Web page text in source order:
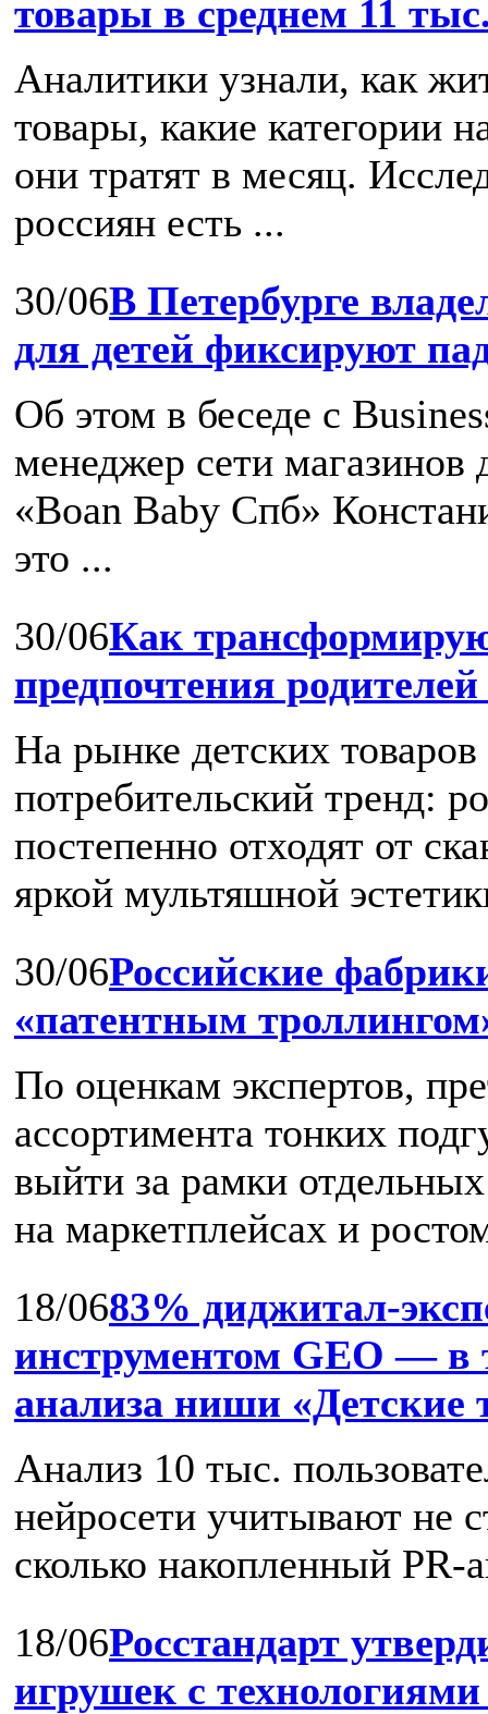
товары в среднем 11
Аналитики узнали, как
товары, какие категории
они тратят в месяц.
россиян есть ...
30/06В Петербурге
для детей фиксируют
Об этом в беседе с
менеджер cети магазинов
«Boan Baby Спб»
это ...
30/06Как
предпочтения
На рынке детских
потребительский тренд:
постепенно отходят от
яркой мультяшной
30/06Российские
«патентным
По оценкам экспертов,
ассортимента тонких
выйти за рамки
на маркетплейсах и
18/0683%
инструментом GEO — в
анализа ниши «Детские
Анализ 10 тыс.
нейросети учитывают не
сколько накопленный PR-
18/06Росстандарт
игрушек с